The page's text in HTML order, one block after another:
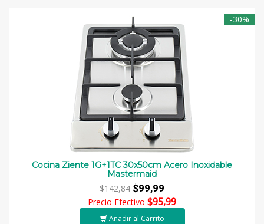
-30%
Cocina Ziente 1G+1TC 30x50cm Acero Inoxidable
Mastermaid
$142,84$99,99
Precio Efectivo $95,99
Añadir al Carrito